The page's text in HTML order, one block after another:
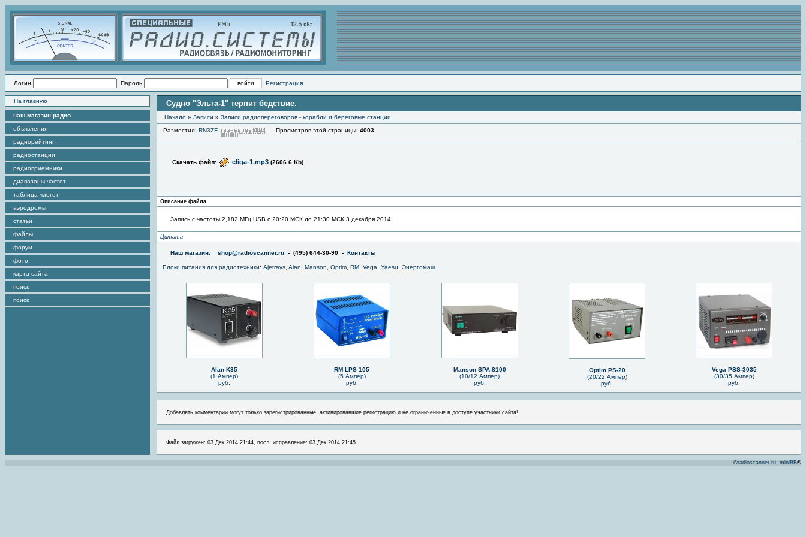
Логин Пароль Регистрация
На главную
наш магазин радио
объявления
радиорейтинг
радиостанции
радиоприемники
диапазоны частот
таблица частот
аэродромы
статьи
файлы
форум
фото
карта сайта
поиск
поиск
Судно "Эльга-1" терпит бедствие.
Начало » Записи » Записи радиопереговоров - корабли и береговые станции
Разместил: RN3ZF Просмотров этой страницы: 4003
Скачать файл: eliga-1.mp3 (2606.6 Kb)
Описание файла
Запись с частоты 2,182 МГц USB с 20:20 МСК до 21:30 МСК 3 декабря 2014.
Цитата
Наш магазин: shop@radioscanner.ru - (495) 644-30-90 - Контакты
Блоки питания для радиотехники: Ajetrays Alan Manson Optim RM Vega Yaesu Энергомаш
Alan K35
(1 Ампер)
руб.
RM LPS 105
(5 Ампер)
руб.
Manson SPA-8100
(10/12 Ампер)
руб.
Optim PS-20
(20/22 Ампер)
руб.
Vega PSS-3035
(30/35 Ампер)
руб.
Добавлять комментарии могут только зарегистрированные, активировавшие регистрацию и не ограниченные в доступе участники сайта!
Файл загружен: 03 Дек 2014 21:44, посл. исправление: 03 Дек 2014 21:45
©radioscanner.ru, miniBB®